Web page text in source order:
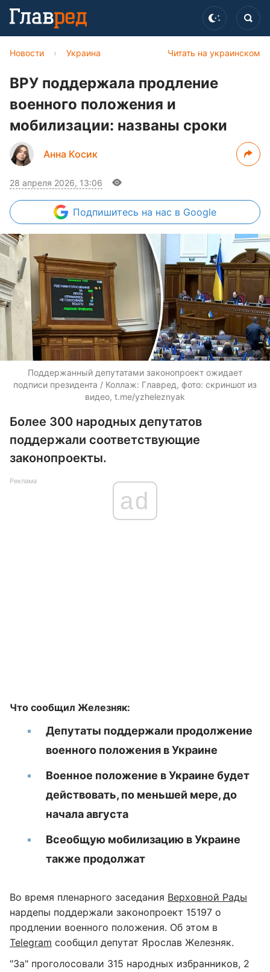
Читать на украинском
Новости › Украина
ВРУ поддержала продление
военного положения и
мобилизации: названы сроки
Анна Косик
28 апреля 2026, 13:06
Подпишитесь на нас в Google
Поддержанный депутатами законопроект ожидает
подписи президента / Коллаж: Главред, фото: скриншот из
видео, t.me/yzheleznyak
Более 300 народных депутатов
поддержали соответствующие
законопроекты.
Реклама
ad
Что сообщил Железняк:
Депутаты поддержали продолжение
военного положения в Украине
Военное положение в Украине будет
действовать, по меньшей мере, до
начала августа
Всеобщую мобилизацию в Украине
также продолжат
Во время пленарного заседания Верховной Рады
нардепы поддержали законопроект 15197 о
продлении военного положения. Об этом в
Telegram сообщил депутат Ярослав Железняк.
"За" проголосовали 315 народных избранников, 2